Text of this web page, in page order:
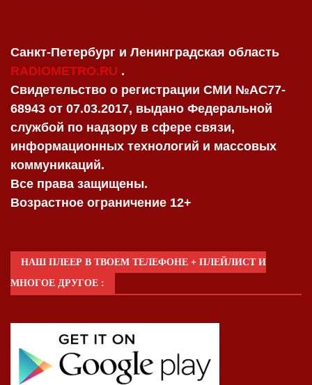
Санкт-Петербург и Ленинградская область
RADIOMETRO.RU .
Свидетельство о регистрации СМИ №AC77-
68943 от 07.03.2017, выдано Федеральной
службой по надзору в сфере связи,
информационных технологий и массовых
коммуникаций.
Все права защищены.
Возрастное ограничение 12+
НАШ ПЛЕЕР В ТВОЕМ ТЕЛЕФОНЕ + ПЛЕЙЛИСТ И
МНОГОЕ ДРУГОЕ :